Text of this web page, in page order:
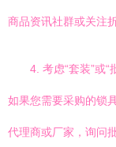
商品资讯社群或关注
4. 考虑“套装”或“
如果您需要采购的锁
代理商或厂家，询问